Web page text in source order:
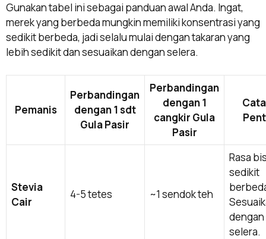
Gunakan tabel ini sebagai panduan awal Anda. Ingat,
merek yang berbeda mungkin memiliki konsentrasi yang
sedikit berbeda, jadi selalu mulai dengan takaran yang
lebih sedikit dan sesuaikan dengan selera.
Pemanis
Perbandingan
dengan 1 sdt
Gula Pasir
Perbandingan
dengan 1
cangkir Gula
Pasir
Stevia
Cair
4-5 tetes ~1 sendok teh
Rasa
sedikit
dengan
selera.